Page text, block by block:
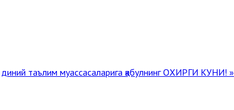
диний таълим муассасаларига қабулнинг ОХИРГИ КУНИ! »